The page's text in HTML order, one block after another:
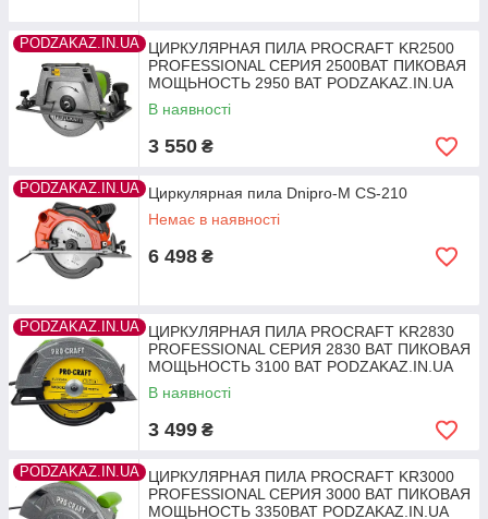
PODZAKAZ.IN.UA ЦИРКУЛЯРНАЯ ПИЛА PROCRAFT KR2500
PROFESSIONAL СЕРИЯ 2500ВАТ ПИКОВАЯ
МОЩЬНОСТЬ 2950 ВАТ PODZAKAZ.IN.UA
В наявності
3 550 ₴
PODZAKAZ.IN.UA Циркулярная пила Dnipro-M CS-210
Немає в наявності
6 498 ₴
PODZAKAZ.IN.UA ЦИРКУЛЯРНАЯ ПИЛА PROCRAFT KR2830
PROFESSIONAL СЕРИЯ 2830 ВАТ ПИКОВАЯ
МОЩЬНОСТЬ 3100 ВАТ PODZAKAZ.IN.UA
В наявності
3 499 ₴
PODZAKAZ.IN.UA ЦИРКУЛЯРНАЯ ПИЛА PROCRAFT KR3000
PROFESSIONAL СЕРИЯ 3000 ВАТ ПИКОВАЯ
МОЩЬНОСТЬ 3350ВАТ PODZAKAZ.IN.UA